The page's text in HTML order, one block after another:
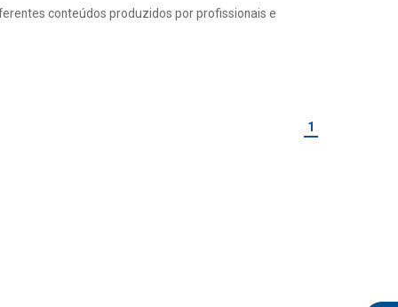
conteúdos produzidos por profissionais e
1